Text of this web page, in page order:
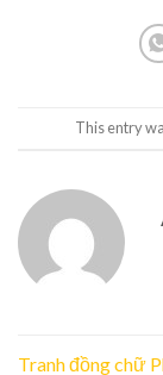
This entry
Tranh đồng chữ